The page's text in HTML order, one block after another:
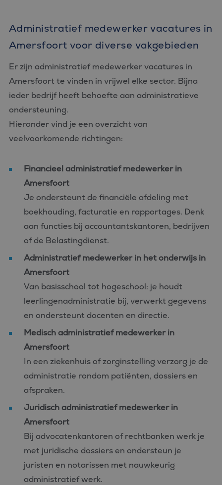
Administratief medewerker vacatures in
Amersfoort voor diverse vakgebieden
Er zijn administratief medewerker vacatures in
Amersfoort te vinden in vrijwel elke sector. Bijna
ieder bedrijf heeft behoefte aan administratieve
ondersteuning.
Hieronder vind je een overzicht van
veelvoorkomende richtingen:
Financieel administratief medewerker in
Amersfoort
Je ondersteunt de financiële afdeling met
boekhouding, facturatie en rapportages. Denk
aan functies bij accountantskantoren, bedrijven
of de Belastingdienst.
Administratief medewerker in het onderwijs in
Amersfoort
Van basisschool tot hogeschool: je houdt
leerlingenadministratie bij, verwerkt gegevens
en ondersteunt docenten en directie.
Medisch administratief medewerker in
Amersfoort
In een ziekenhuis of zorginstelling verzorg je de
administratie rondom patiënten, dossiers en
afspraken.
Juridisch administratief medewerker in
Amersfoort
Bij advocatenkantoren of rechtbanken werk je
met juridische dossiers en ondersteun je
juristen en notarissen met nauwkeurig
administratief werk.